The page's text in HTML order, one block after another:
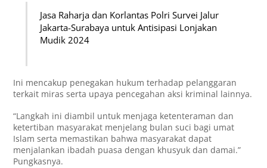
Jasa Raharja dan Korlantas Polri Survei Jalur
Jakarta-Surabaya untuk Antisipasi Lonjakan
Mudik 2024
Ini mencakup penegakan hukum terhadap pelanggaran
terkait miras serta upaya pencegahan aksi kriminal lainnya.
“Langkah ini diambil untuk menjaga ketenteraman dan
ketertiban masyarakat menjelang bulan suci bagi umat
Islam serta memastikan bahwa masyarakat dapat
menjalankan ibadah puasa dengan khusyuk dan damai.”
Pungkasnya.